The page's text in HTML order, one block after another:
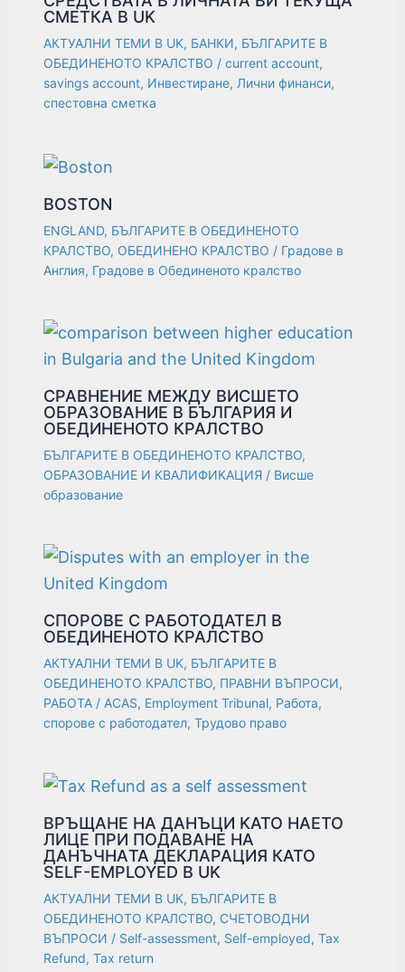
СМЕТКА В UK
АКТУАЛНИ ТЕМИ В UK, БАНКИ, БЪЛГАРИТЕ В
ОБЕДИНЕНОТО КРАЛСТВО /current account,
savings account, Инвестиране, Лични финанси,
спестовна сметка
BOSTON
ENGLAND, БЪЛГАРИТЕ В ОБЕДИНЕНОТО
КРАЛСТВО, ОБЕДИНЕНО КРАЛСТВО / Градове в
Англия, Градове в Обединеното кралство
СРАВНЕНИЕ МЕЖДУ ВИСШЕТО
ОБРАЗОВАНИЕ В БЪЛГАРИЯ И
ОБЕДИНЕНОТО КРАЛСТВО
БЪЛГАРИТЕ В ОБЕДИНЕНОТО КРАЛСТВО,
ОБРАЗОВАНИЕ И КВАЛИФИКАЦИЯ / Висше
образование
СПОРОВЕ С РАБОТОДАТЕЛ В
ОБЕДИНЕНОТО КРАЛСТВО
АКТУАЛНИ ТЕМИ В UK, БЪЛГАРИТЕ В
ОБЕДИНЕНОТО КРАЛСТВО, ПРАВНИ ВЪПРОСИ,
РАБОТА / ACAS, Employment Tribunal, Работа,
спорове с работодател,Трудово право
ВРЪЩАНЕ НА ДАНЪЦИ KATO НАЕТО
ЛИЦЕ ПРИ ПОДАВАНЕ НА
ДАНЪЧНАTA ДЕКЛАРАЦИЯ КАТО
SELF-EMPLOYED В UK
АКТУАЛНИ ТЕМИ В UK, БЪЛГАРИТЕ В
ОБЕДИНЕНОТО КРАЛСТВО, СЧЕТОВОДНИ
ВЪПРОСИ / Self-assessment, Self-employed,Tax
Refund,Tax return